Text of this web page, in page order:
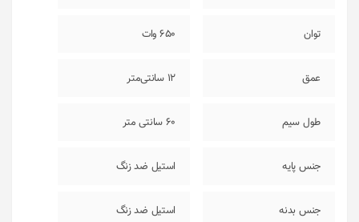
توان 650 وات
عمق 12 سانتی‌متر
طول سیم 60 سانتی متر
جنس پایه استیل ضد زنگ
جنس بدنه استيل ضد زنگ